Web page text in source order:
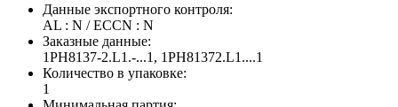
Данные экспортного контроля:
AL : N / ECCN : N
Заказные данные:
1PH8137-2.L1.-...1, 1PH81372.L1....1
Количество в упаковке:
1